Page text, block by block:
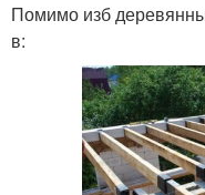
Помимо изб
в: